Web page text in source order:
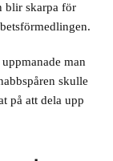
blir skarpa för
man
skulle
på att dela upp